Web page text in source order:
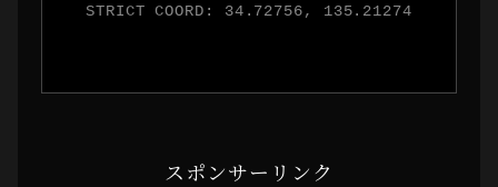
STRICT COORD: 34.72756, 135.21274
スポンサーリンク